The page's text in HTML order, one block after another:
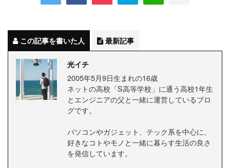
この記事を書いた人 最新記事
光イチ
2005年5月9日生まれの16歳
ネットの高校「S高等学校」に通う高校1年生
とエンジニアの父と一緒に運営しているブロ
グです。
パソコンやガジェット、テック系を中心に、
好きなコトやモノと一緒に暮らす生活の良さ
を発信しています。